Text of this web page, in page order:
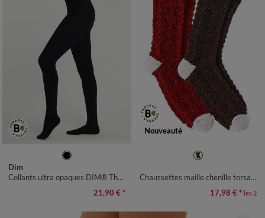
1/2 3/4
Dim
Collants ultra opaques DIM® Thermo Polaire
21,90 € *
Nouveauté
35/38 39/42
Chaussettes maille chenille torsadée finitions contrastées - lot de 2 paires
17,98 € * les 2